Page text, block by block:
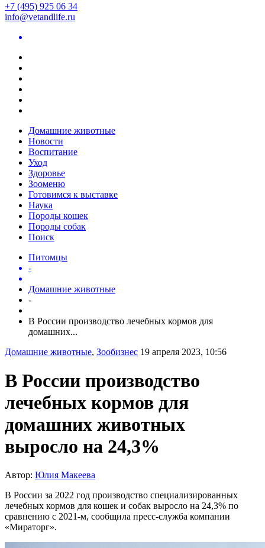
+7 (495) 925 06 34
info@vetandlife.ru
Домашние животные
Новости
Воспитание
Уход
Здоровье
Зооменю
Готовимся к выставке
Наука
Породы кошек
Породы собак
Поиск
Питомцы
-
Домашние животные
-
В России производство лечебных кормов для
домашних...
Домашние животные, Зообизнес 19 апреля 2023, 10:56
В России производство
лечебных кормов для
домашних животных
выросло на 24,3%
Автор: Юлия Макеева
В России за 2022 год производство специализированных
лечебных кормов для кошек и собак выросло на 24,3% по
сравнению с 2021-м, сообщила пресс-служба компании
«Мираторг».